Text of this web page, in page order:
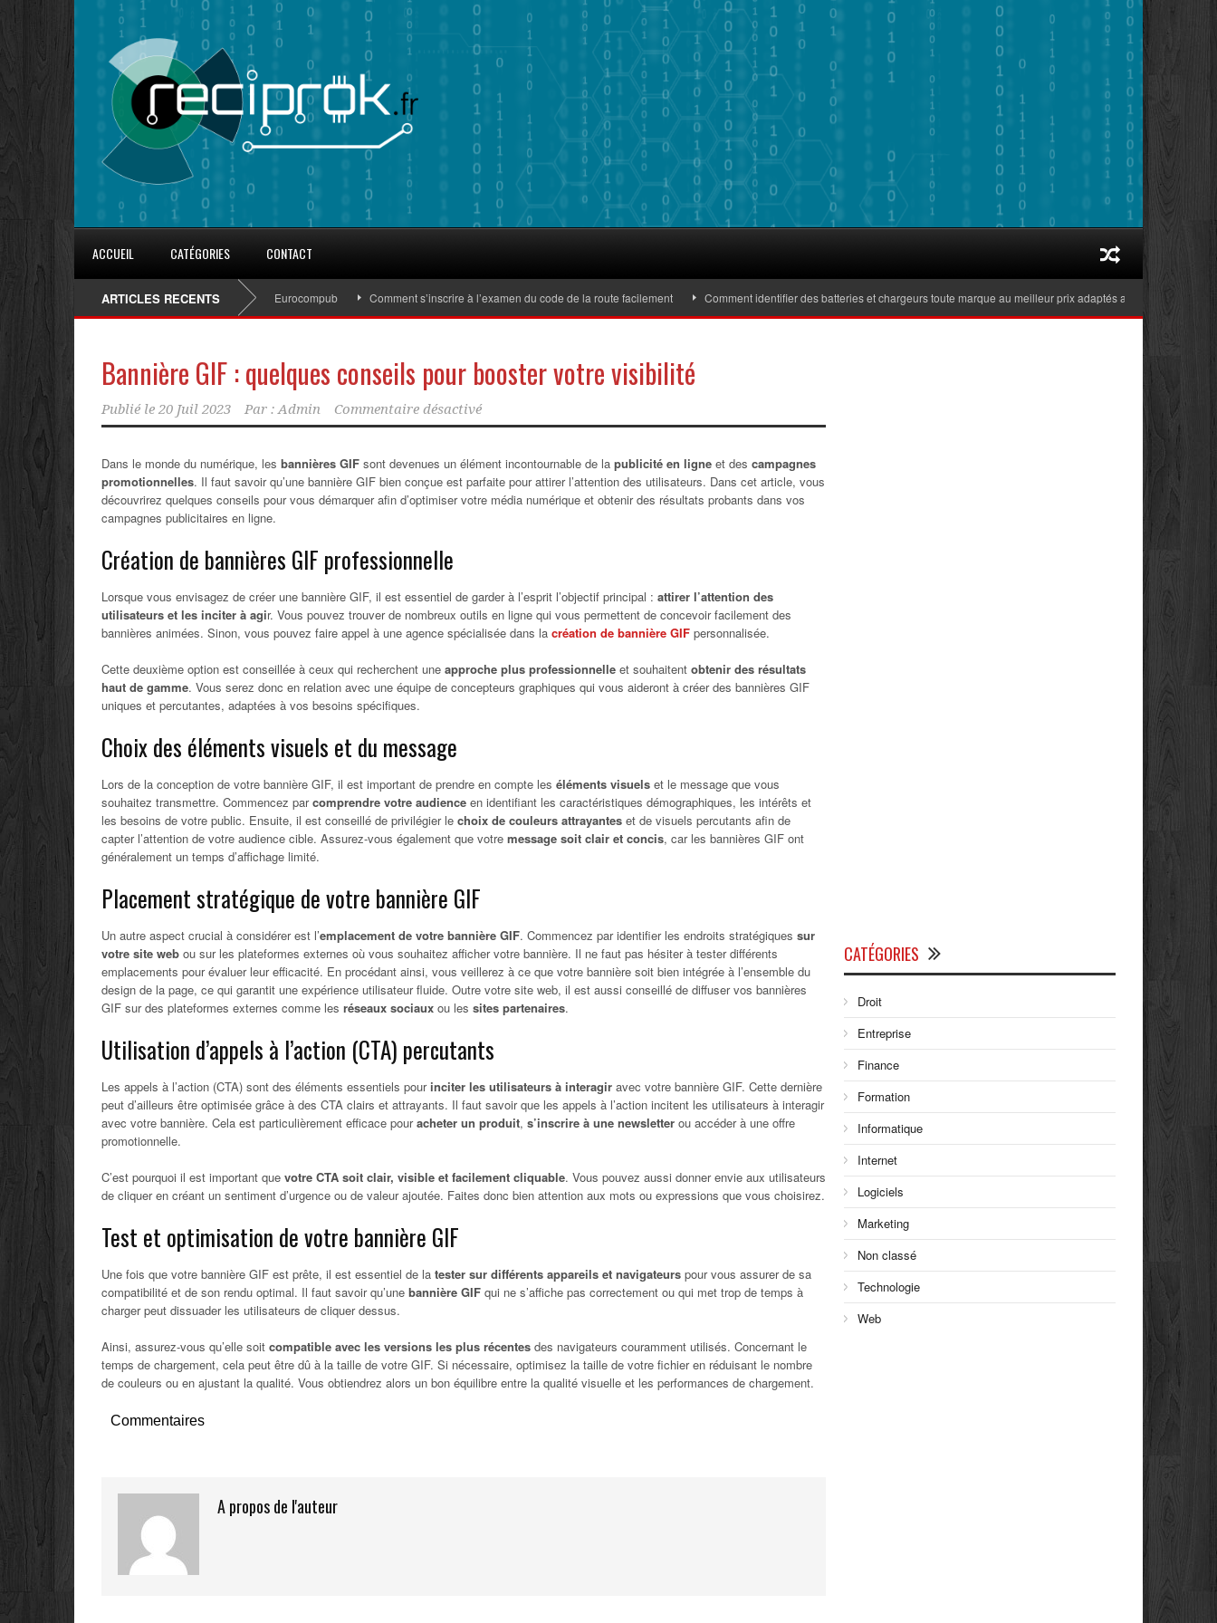
ACCUEIL CATÉGORIES CONTACT
ARTICLES RECENTS
8 conseils pour fidéliser avec les goodies d’Eurocompub Comment s’inscrire à l’examen du code de la route facilement Comment identifier des batteries et chargeurs toute marque au meilleur prix adaptés aux ordinateurs
Bannière GIF : quelques conseils pour booster votre visibilité
Publié le 20 Juil 2023 Par : Admin Commentaire désactivé
Dans le monde du numérique, les bannières GIF sont devenues un élément incontournable de la publicité en ligne et des campagnes
promotionnelles. Il faut savoir qu’une bannière GIF bien conçue est parfaite pour attirer l’attention des utilisateurs. Dans cet article, vous
découvrirez quelques conseils pour vous démarquer afin d’optimiser votre média numérique et obtenir des résultats probants dans vos
campagnes publicitaires en ligne.
Création de bannières GIF professionnelle
Lorsque vous envisagez de créer une bannière GIF, il est essentiel de garder à l’esprit l’objectif principal : attirer l’attention des
utilisateurs et les inciter à agir. Vous pouvez trouver de nombreux outils en ligne qui vous permettent de concevoir facilement des
bannières animées. Sinon, vous pouvez faire appel à une agence spécialisée dans la création de bannière GIF personnalisée.
Cette deuxième option est conseillée à ceux qui recherchent une approche plus professionnelle et souhaitent obtenir des résultats
haut de gamme. Vous serez donc en relation avec une équipe de concepteurs graphiques qui vous aideront à créer des bannières GIF
uniques et percutantes, adaptées à vos besoins spécifiques.
Choix des éléments visuels et du message
Lors de la conception de votre bannière GIF, il est important de prendre en compte les éléments visuels et le message que vous
souhaitez transmettre. Commencez parcomprendre votre audience en identifiant les caractéristiques démographiques, les intérêts et
les besoins de votre public. Ensuite, il est conseillé de privilégier le choix de couleurs attrayantes et de visuels percutants afin de
capter l’attention de votre audience cible. Assurez-vous également que votre message soit clair et concis, car les bannières GIF ont
généralement un temps d’affichage limité.
Placement stratégique de votre bannière GIF
Un autre aspect crucial à considérer est l’emplacement de votre bannière GIF. Commencez par identifier les endroits stratégiques sur
votre site web ou sur les plateformes externes où vous souhaitez afficher votre bannière. Il ne faut pas hésiter à tester différents
emplacements pour évaluer leur efficacité. En procédant ainsi, vous veillerez à ce que votre bannière soit bien intégrée à l’ensemble du
design de la page, ce qui garantit une expérience utilisateur fluide. Outre votre site web, il est aussi conseillé de diffuser vos bannières
GIF sur des plateformes externes comme les réseaux sociaux ou les sites partenaires.
Utilisation d’appels à l’action (CTA) percutants
Les appels à l’action (CTA) sont des éléments essentiels pourinciter les utilisateurs à interagir avec votre bannière GIF. Cette dernière
peut d’ailleurs être optimisée grâce à des CTA clairs et attrayants. Il faut savoir que les appels à l’action incitent les utilisateurs à interagir
avec votre bannière. Cela est particulièrement efficace pouracheter un produit, s’inscrire à une newsletter ou accéder à une offre
promotionnelle.
C’est pourquoi il est important que votre CTA soit clair, visible et facilement cliquable. Vous pouvez aussi donner envie aux utilisateurs
de cliquer en créant un sentiment d’urgence ou de valeur ajoutée. Faites donc bien attention aux mots ou expressions que vous choisirez.
Test et optimisation de votre bannière GIF
Une fois que votre bannière GIF est prête, il est essentiel de la tester sur différents appareils et navigateurs pour vous assurer de sa
compatibilité et de son rendu optimal. Il faut savoir qu’une bannière GIF qui ne s’affiche pas correctement ou qui met trop de temps à
charger peut dissuader les utilisateurs de cliquer dessus.
Ainsi, assurez-vous qu’elle soit compatible avec les versions les plus récentes des navigateurs couramment utilisés. Concernant le
temps de chargement, cela peut être dû à la taille de votre GIF. Si nécessaire, optimisez la taille de votre fichier en réduisant le nombre
de couleurs ou en ajustant la qualité. Vous obtiendrez alors un bon équilibre entre la qualité visuelle et les performances de chargement.
Commentaires
A propos de l'auteur
CATÉGORIES
Droit
Entreprise
Finance
Formation
Informatique
Internet
Logiciels
Marketing
Non classé
Technologie
Web